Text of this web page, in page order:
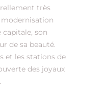
très
capitale, son
de sa beauté.
et les stations de
des joyaux